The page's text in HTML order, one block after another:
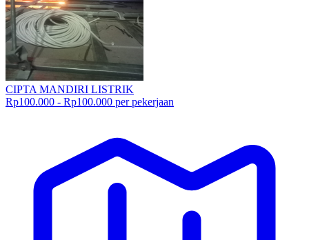
CIPTA MANDIRI LISTRIK
Rp100.000 - Rp100.000 per pekerjaan